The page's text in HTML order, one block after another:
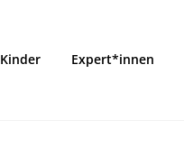
Kinder Expert*innen